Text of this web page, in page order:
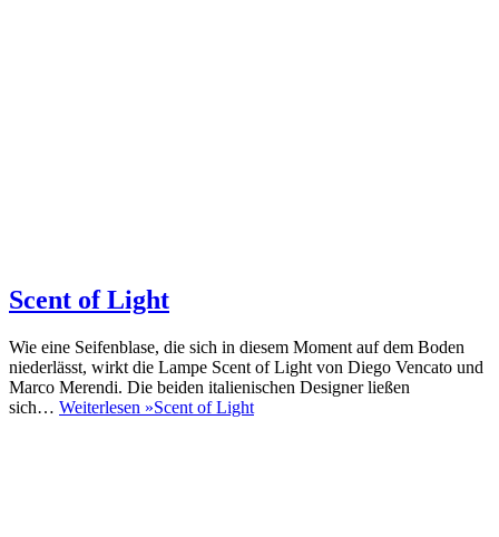
Scent of Light
Wie eine Seifenblase, die sich in diesem Moment auf dem Boden
niederlässt, wirkt die Lampe Scent of Light von Diego Vencato und
Marco Merendi. Die beiden italienischen Designer ließen
sich… Weiterlesen »Scent of Light